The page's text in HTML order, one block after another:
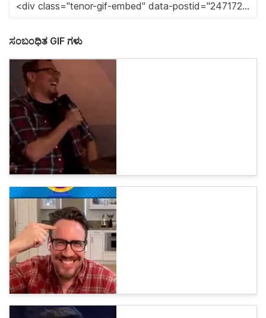
ಸಂಬಂಧಿತ GIF ಗಳು